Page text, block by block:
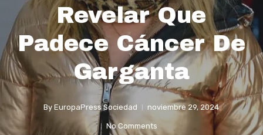
Revelar Que
Padece Cáncer De
Garganta
By EuropaPress Sociedad noviembre 29, 2024
No Comments